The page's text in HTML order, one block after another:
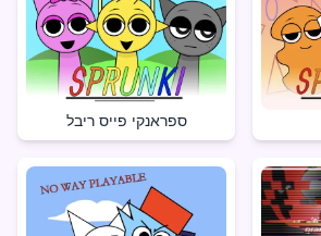
ספראנקי פייס ריבל